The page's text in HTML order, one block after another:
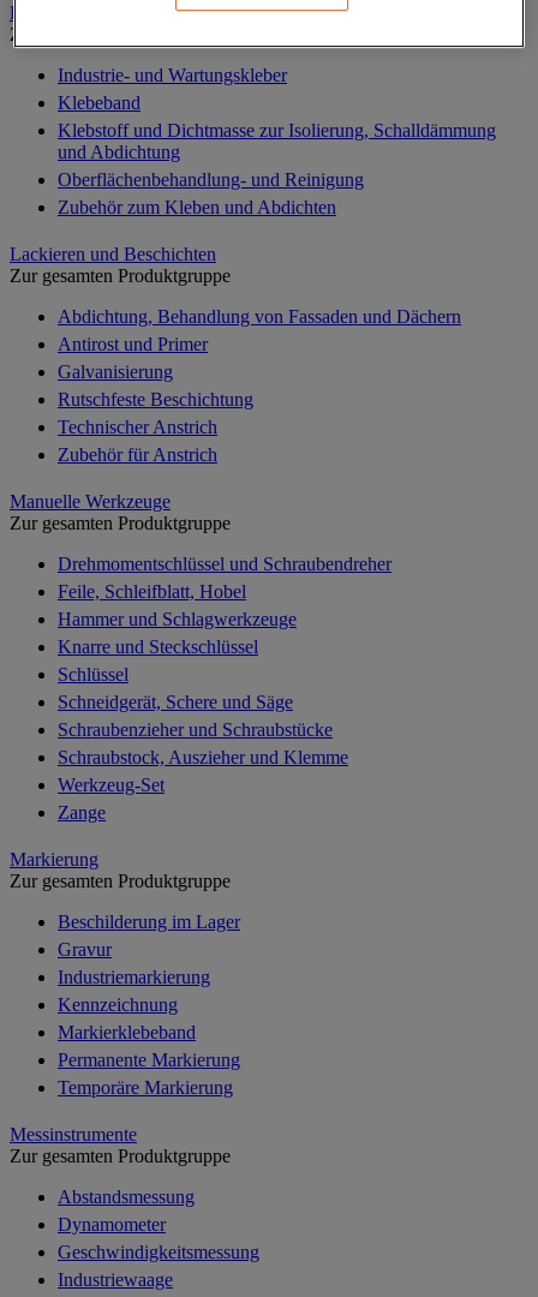
Kleben und Abdichten
Zur gesamten Produktgruppe
Industrie- und Wartungskleber
Klebeband
Klebstoff und Dichtmasse zur Isolierung, Schalldämmung
und Abdichtung
Oberflächenbehandlung- und Reinigung
Zubehör zum Kleben und Abdichten
Lackieren und Beschichten
Zur gesamten Produktgruppe
Abdichtung, Behandlung von Fassaden und Dächern
Antirost und Primer
Galvanisierung
Rutschfeste Beschichtung
Technischer Anstrich
Zubehör für Anstrich
Manuelle Werkzeuge
Zur gesamten Produktgruppe
Drehmomentschlüssel und Schraubendreher
Feile, Schleifblatt, Hobel
Hammer und Schlagwerkzeuge
Knarre und Steckschlüssel
Schlüssel
Schneidgerät, Schere und Säge
Schraubenzieher und Schraubstücke
Schraubstock, Auszieher und Klemme
Werkzeug-Set
Zange
Markierung
Zur gesamten Produktgruppe
Beschilderung im Lager
Gravur
Industriemarkierung
Kennzeichnung
Markierklebeband
Permanente Markierung
Temporäre Markierung
Messinstrumente
Zur gesamten Produktgruppe
Abstandsmessung
Dynamometer
Geschwindigkeitsmessung
Industriewaage